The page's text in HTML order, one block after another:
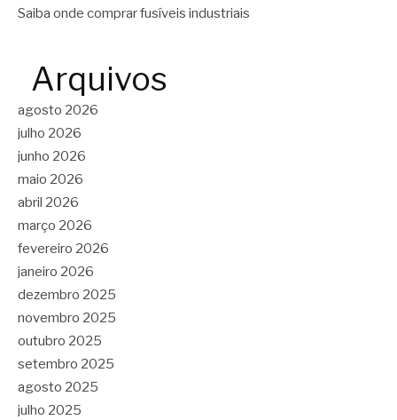
Saiba onde comprar fusíveis industriais
Arquivos
agosto 2026
julho 2026
junho 2026
maio 2026
abril 2026
março 2026
fevereiro 2026
janeiro 2026
dezembro 2025
novembro 2025
outubro 2025
setembro 2025
agosto 2025
julho 2025